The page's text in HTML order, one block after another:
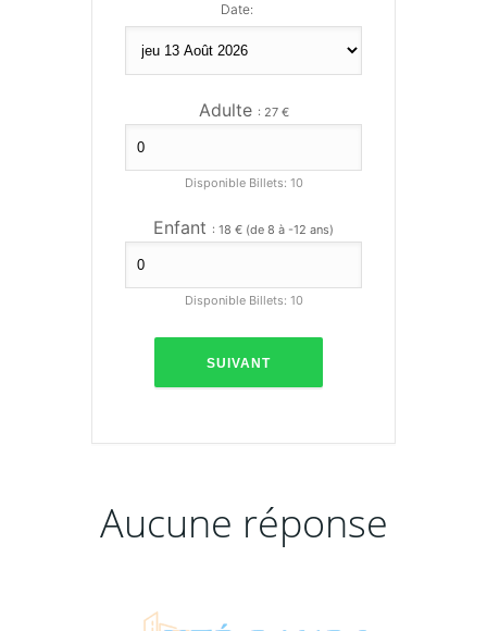
Date:
Adulte : 27 €
Disponible Billets: 10
Enfant : 18 € (de 8 à -12 ans)
Disponible Billets: 10
SUIVANT
Aucune réponse